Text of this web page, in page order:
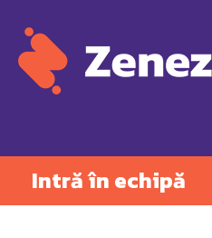
Intră în echipă